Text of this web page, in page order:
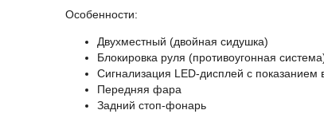
Особенности:
Двухместный (двойная сидушка)
Блокировка руля (противоугонная
Сигнализация LED-дисплей с показанием
Передняя фара
Задний стоп-фонарь